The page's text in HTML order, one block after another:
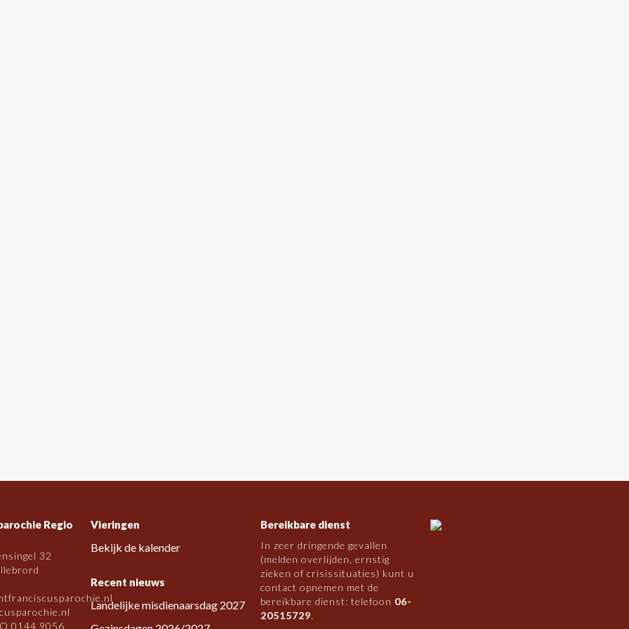
Regio
32
0144 9056
Vieringen
Bekijk de kalender
Recent nieuws
Landelijke misdienaarsdag 2027
Bereikbare dienst
In zeer dringende gevallen
(melden overlijden, ernstig
zieken of crisissituaties) kunt u
contact opnemen met de
bereikbare dienst: telefoon 06-
20515729.